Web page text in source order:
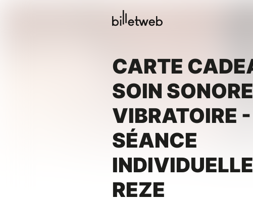
CARTE
SOIN
VIBRATOIRE -
SÉANCE
REZE